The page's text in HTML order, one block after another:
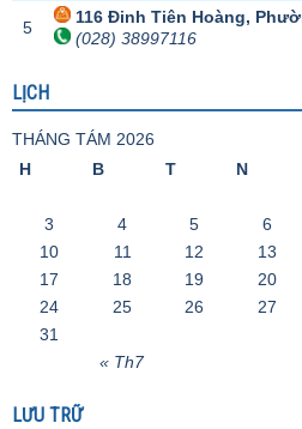
5
116 Đinh Tiên Hoàng,
(028) 38997116
LỊCH
THÁNG TÁM 2026
H
B T N
« Th7
3
4 5 6
10
11 12 13
17
18 19 20
24
25 26 27
31
LƯU TRỮ